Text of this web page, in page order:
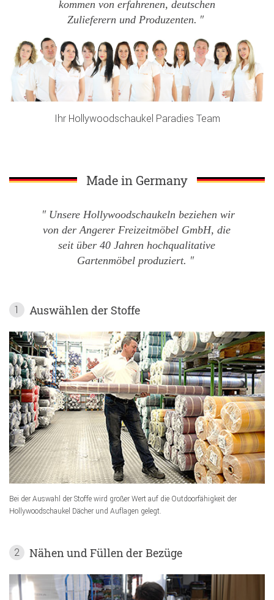
kommen von erfahrenen, deutschen
Zulieferern und Produzenten.
Ihr Hollywoodschaukel Paradies Team
Made in Germany
Unsere Hollywoodschaukeln beziehen wir
von der Angerer Freizeitmöbel GmbH, die
seit über 40 Jahren hochqualitative
Gartenmöbel produziert.
1 Auswählen der Stoffe
Bei der Auswahl der Stoffe wird großer Wert auf die Outdoorfähigkeit der
Hollywoodschaukel Dächer und Auflagen gelegt.
2 Nähen und Füllen der Bezüge